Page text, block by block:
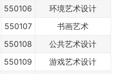
550106
环境艺术设计
550107
书画艺术
550108
公共艺术设计
550109
游戏艺术设计